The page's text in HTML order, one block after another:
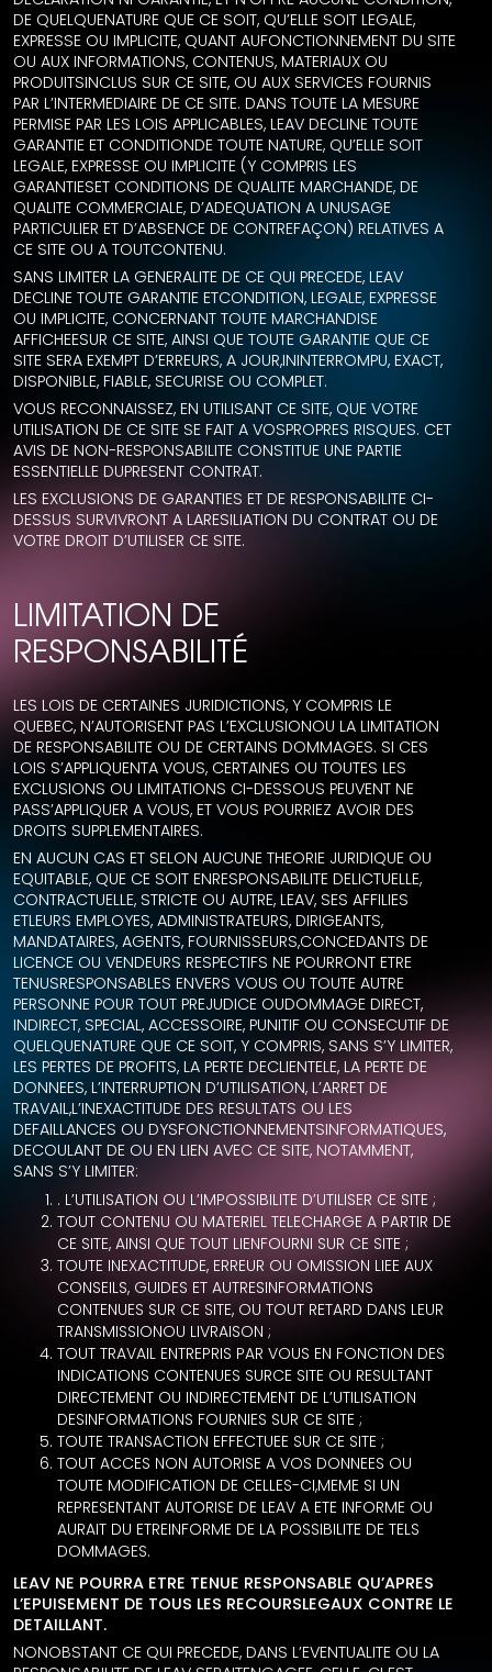
DE QUELQUENATURE QUE CE SOIT, QU’ELLE SOIT LEGALE,
EXPRESSE OU IMPLICITE, QUANT AUFONCTIONNEMENT DU SITE
OU AUX INFORMATIONS, CONTENUS, MATERIAUX OU
PRODUITSINCLUS SUR CE SITE, OU AUX SERVICES FOURNIS
PAR L’INTERMEDIAIRE DE CE SITE. DANS TOUTE LA MESURE
PERMISE PAR LES LOIS APPLICABLES, LEAV DECLINE TOUTE
GARANTIE ET CONDITIONDE TOUTE NATURE, QU’ELLE SOIT
LEGALE, EXPRESSE OU IMPLICITE (Y COMPRIS LES
GARANTIESET CONDITIONS DE QUALITE MARCHANDE, DE
QUALITE COMMERCIALE, D’ADEQUATION A UNUSAGE
PARTICULIER ET D’ABSENCE DE CONTREFAÇON) RELATIVES A
CE SITE OU A TOUTCONTENU.
SANS LIMITER LA GENERALITE DE CE QUI PRECEDE, LEAV
DECLINE TOUTE GARANTIE ETCONDITION, LEGALE, EXPRESSE
OU IMPLICITE, CONCERNANT TOUTE MARCHANDISE
AFFICHEESUR CE SITE, AINSI QUE TOUTE GARANTIE QUE CE
SITE SERA EXEMPT D’ERREURS, A JOUR,ININTERROMPU, EXACT,
DISPONIBLE, FIABLE, SECURISE OU COMPLET.
VOUS RECONNAISSEZ, EN UTILISANT CE SITE, QUE VOTRE
UTILISATION DE CE SITE SE FAIT A VOSPROPRES RISQUES. CET
AVIS DE NON-RESPONSABILITE CONSTITUE UNE PARTIE
ESSENTIELLE DUPRESENT CONTRAT.
LES EXCLUSIONS DE GARANTIES ET DE RESPONSABILITE CI-
DESSUS SURVIVRONT A LARESILIATION DU CONTRAT OU DE
VOTRE DROIT D’UTILISER CE SITE.
LIMITATION DE
RESPONSABILITÉ
LES LOIS DE CERTAINES JURIDICTIONS, Y COMPRIS LE
QUEBEC, N’AUTORISENT PAS L’EXCLUSIONOU LA LIMITATION
DE RESPONSABILITE OU DE CERTAINS DOMMAGES. SI CES
LOIS S’APPLIQUENTA VOUS, CERTAINES OU TOUTES LES
EXCLUSIONS OU LIMITATIONS CI-DESSOUS PEUVENT NE
PASS’APPLIQUER A VOUS, ET VOUS POURRIEZ AVOIR DES
DROITS SUPPLEMENTAIRES.
EN AUCUN CAS ET SELON AUCUNE THEORIE JURIDIQUE OU
EQUITABLE, QUE CE SOIT ENRESPONSABILITE DELICTUELLE,
CONTRACTUELLE, STRICTE OU AUTRE, LEAV, SES AFFILIES
ETLEURS EMPLOYES, ADMINISTRATEURS, DIRIGEANTS,
MANDATAIRES, AGENTS, FOURNISSEURS,CONCEDANTS DE
LICENCE OU VENDEURS RESPECTIFS NE POURRONT ETRE
TENUSRESPONSABLES ENVERS VOUS OU TOUTE AUTRE
PERSONNE POUR TOUT PREJUDICE OUDOMMAGE DIRECT,
INDIRECT, SPECIAL, ACCESSOIRE, PUNITIF OU CONSECUTIF DE
QUELQUENATURE QUE CE SOIT, Y COMPRIS, SANS S’Y LIMITER,
LES PERTES DE PROFITS, LA PERTE DECLIENTELE, LA PERTE DE
DONNEES, L’INTERRUPTION D’UTILISATION, L’ARRET DE
TRAVAIL,L’INEXACTITUDE DES RESULTATS OU LES
DEFAILLANCES OU DYSFONCTIONNEMENTSINFORMATIQUES,
DECOULANT DE OU EN LIEN AVEC CE SITE, NOTAMMENT,
SANS S’Y LIMITER:
. L’UTILISATION OU L’IMPOSSIBILITE D’UTILISER CE SITE ;
TOUT CONTENU OU MATERIEL TELECHARGE A PARTIR DE
CE SITE, AINSI QUE TOUT LIENFOURNI SUR CE SITE ;
TOUTE INEXACTITUDE, ERREUR OU OMISSION LIEE AUX
CONSEILS, GUIDES ET AUTRESINFORMATIONS
CONTENUES SUR CE SITE, OU TOUT RETARD DANS LEUR
TRANSMISSIONOU LIVRAISON ;
TOUT TRAVAIL ENTREPRIS PAR VOUS EN FONCTION DES
INDICATIONS CONTENUES SURCE SITE OU RESULTANT
DIRECTEMENT OU INDIRECTEMENT DE L’UTILISATION
DESINFORMATIONS FOURNIES SUR CE SITE ;
TOUTE TRANSACTION EFFECTUEE SUR CE SITE ;
TOUT ACCES NON AUTORISE A VOS DONNEES OU
TOUTE MODIFICATION DE CELLES-CI,MEME SI UN
REPRESENTANT AUTORISE DE LEAV A ETE INFORME OU
AURAIT DU ETREINFORME DE LA POSSIBILITE DE TELS
DOMMAGES.
LEAV NE POURRA ETRE TENUE RESPONSABLE QU’APRES
L’EPUISEMENT DE TOUS LES RECOURSLEGAUX CONTRE LE
DETAILLANT.
NONOBSTANT CE QUI PRECEDE, DANS L’EVENTUALITE OU LA